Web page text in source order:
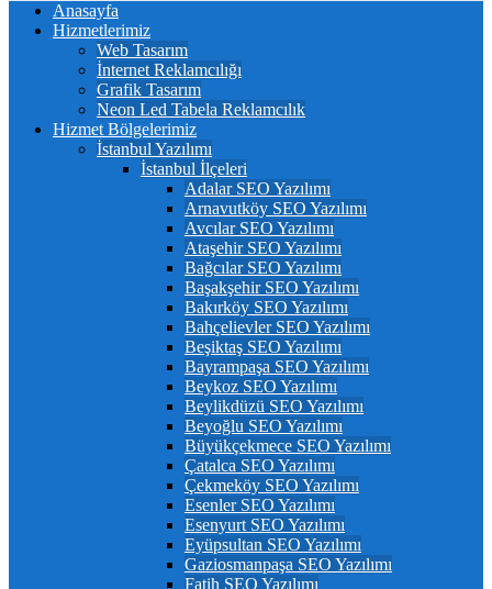
Anasayfa
Hizmetlerimiz
Web Tasarım
İnternet Reklamcılığı
Grafik Tasarım
Neon Led Tabela Reklamcılık
Hizmet Bölgelerimiz
İstanbul Yazılımı
İstanbul İlçeleri
Adalar SEO Yazılımı
Arnavutköy SEO Yazılımı
Avcılar SEO Yazılımı
Ataşehir SEO Yazılımı
Bağcılar SEO Yazılımı
Başakşehir SEO Yazılımı
Bakırköy SEO Yazılımı
Bahçelievler SEO Yazılımı
Beşiktaş SEO Yazılımı
Bayrampaşa SEO Yazılımı
Beykoz SEO Yazılımı
Beylikdüzü SEO Yazılımı
Beyoğlu SEO Yazılımı
Büyükçekmece SEO Yazılımı
Çatalca SEO Yazılımı
Çekmeköy SEO Yazılımı
Esenler SEO Yazılımı
Esenyurt SEO Yazılımı
Eyüpsultan SEO Yazılımı
Gaziosmanpaşa SEO Yazılımı
Fatih SEO Yazılımı